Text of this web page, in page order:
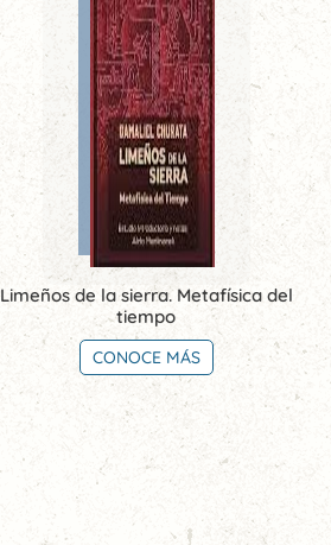
Limeños de la sierra. Metafísica del
tiempo
CONOCE MÁS